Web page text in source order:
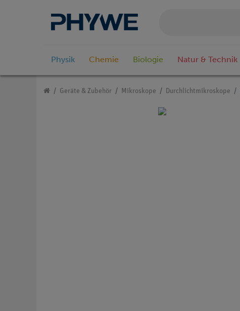
Physik Chemie Biologie Natur & Technik
Geräte & Zubehör Mikroskope Durchlichtmikroskope